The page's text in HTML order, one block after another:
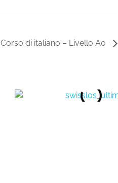
Corso di italiano – Livello A0